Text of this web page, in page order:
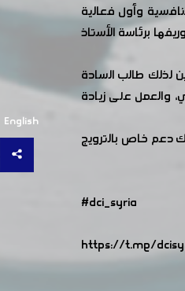
English
العالمية الأكثر تنافسية وأول فعالية
برئاسة الأستاذ
لذلك طالب السادة
والعمل على زيادة
دعم خاص بالترويج
#dci_syria
https://t.me/